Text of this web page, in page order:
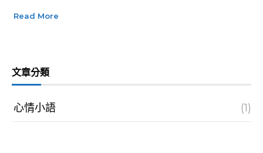
Read More
文章分類
心情小語 (1)